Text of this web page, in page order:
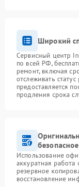
Широкий
Сервисный центр
по всей РФ,
ремонт, включая
отслеживать
предоставляется
продления срока
Использование
аккуратная
резервное
восстановление